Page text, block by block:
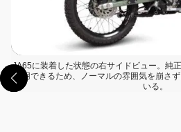
JA65に装着した状態の右サイドビュー。純
使用できるため、ノーマルの雰囲気を崩さ
いる。